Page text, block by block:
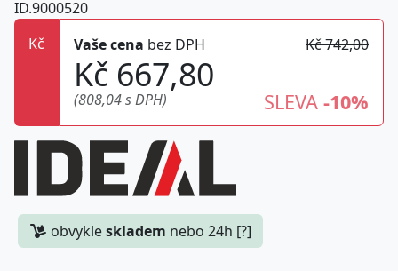
ID.9000520
Kč
Vaše cena bez DPH Kč 742,00
Kč 667,80
(808,04 s DPH) SLEVA -10%
obvykleskladem nebo 24h [?]